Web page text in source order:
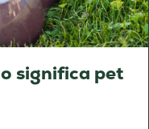
significa pet